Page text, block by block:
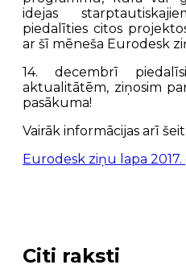
idejas
piedalīties citos
ar šī mēneša Eurodesk
14. decembrī
aktualitātēm, ziņosim
pasākuma!
Vairāk informācijas arī šeit:
Eurodesk ziņu lapa
Citi raksti